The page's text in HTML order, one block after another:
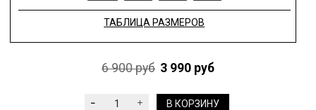
ТАБЛИЦА РАЗМЕРОВ
6 900 руб 3 990 руб
В КОРЗИНУ